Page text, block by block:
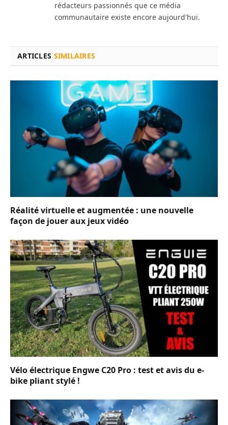
rédacteurs passionnés que ce média
communautaire existe encore aujourd'hui.
ARTICLES SIMILAIRES
Réalité virtuelle et augmentée : une nouvelle
façon de jouer aux jeux vidéo
Vélo électrique Engwe C20 Pro : test et avis du e-
bike pliant stylé !